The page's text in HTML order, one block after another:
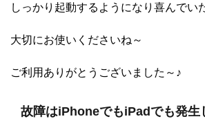
しっかり起動するようになり喜んでい
大切にお使いくださいね～
ご利用ありがとうございました～♪
故障はiPhoneでもiPadでも発生